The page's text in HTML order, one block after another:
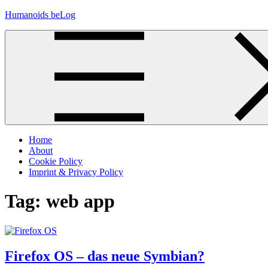
Skip
Humanoids beLog
Home
About
Cookie Policy
Imprint & Privacy Policy
Tag: web app
Firefox OS – das neue Symbian?